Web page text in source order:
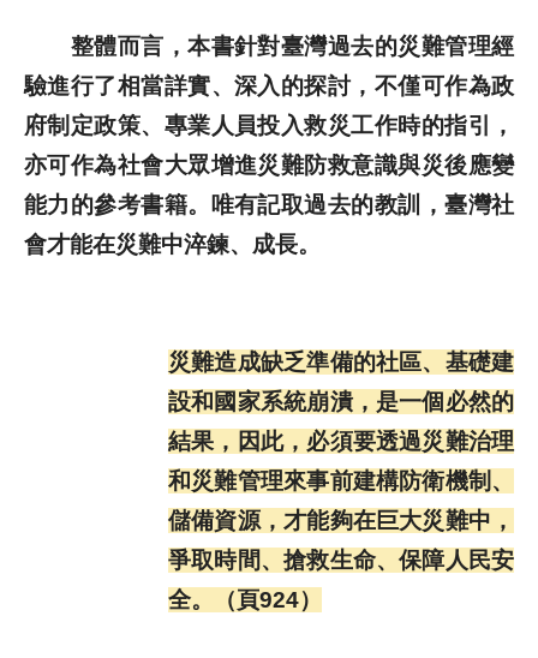
整體而言，本書針對臺灣過去的災難管理經
驗進行了相當詳實、深入的探討，不僅可作為政
府制定政策、專業人員投入救災工作時的指引，
亦可作為社會大眾增進災難防救意識與災後應變
能力的參考書籍。唯有記取過去的教訓，臺灣社
會才能在災難中淬鍊、成長。
災難造成缺乏準備的社區、基礎建
設和國家系統崩潰，是一個必然的
結果，因此，必須要透過災難治理
和災難管理來事前建構防衛機制、
儲備資源，才能夠在巨大災難中，
爭取時間、搶救生命、保障人民安
全。（頁924）